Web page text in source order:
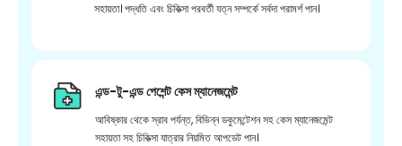
সহায়তা। পদ্ধতি এবং চিকিত্সা পরবর্তী যত্ন সম্পর্কে সর্বদা পরামর্শ পান।
এন্ড-টু-এন্ড পেশেন্ট কেস ম্যানেজমেন্ট
আবিষ্কার থেকে স্রাব পর্যন্ত, বিভিন্ন ডকুমেন্টেশন সহ কেস ম্যানেজমেন্ট
সহায়তা সহ চিকিত্সা যাত্রার নিয়মিত আপডেট পান।